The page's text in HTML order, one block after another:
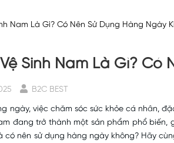
Nam Là Gì? Có Nên Sử Dụng Hàng Ngày
Sinh Nam Là Gì?
B2C BEST
ngày, việc chăm sóc sức khỏe cá nhân,
đang trở thành một sản phẩm phổ
có nên sử dụng hàng ngày không? Hãy